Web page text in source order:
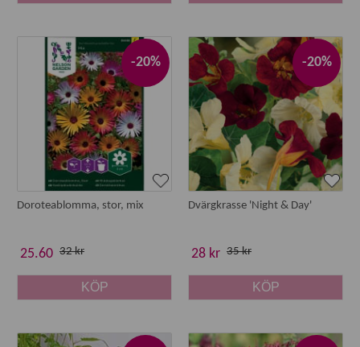
-20%
Doroteablomma, stor, mix
25.60 32 kr
KÖP
-20%
Dvärgkrasse 'Night & Day'
28 kr 35 kr
KÖP